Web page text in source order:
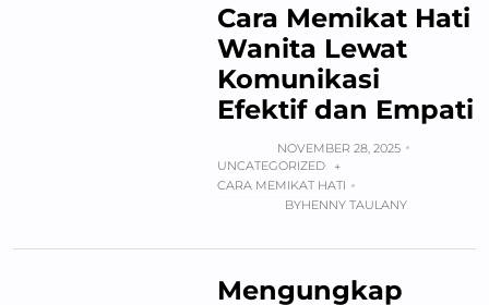
Cara Memikat Hati
Wanita Lewat
Komunikasi
Efektif dan Empati
NOVEMBER 28, 2025
UNCATEGORIZED
+
CARA MEMIKAT HATI
BYHENNY TAULANY
Mengungkap